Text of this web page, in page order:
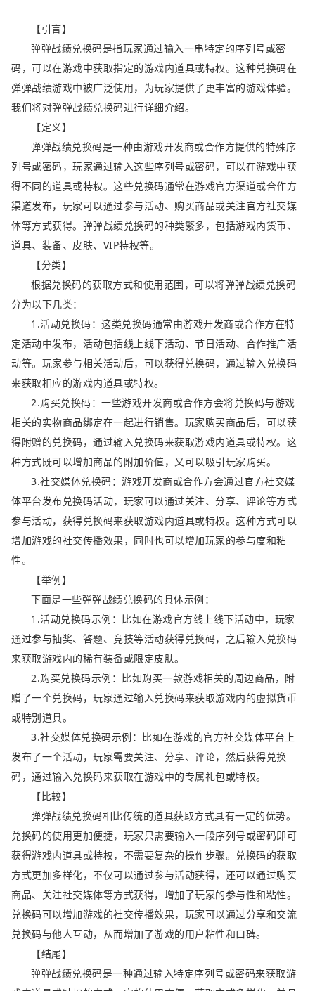
【引言】
弹弹战绩兑换码是指玩家通过输入一串特定的序列号或密
码，可以在游戏中获取指定的游戏内道具或特权。这种兑换码在
弹弹战绩游戏中被广泛使用，为玩家提供了更丰富的游戏体验。
我们将对弹弹战绩兑换码进行详细介绍。
【定义】
弹弹战绩兑换码是一种由游戏开发商或合作方提供的特殊序
列号或密码，玩家通过输入这些序列号或密码，可以在游戏中获
得不同的道具或特权。这些兑换码通常在游戏官方渠道或合作方
渠道发布，玩家可以通过参与活动、购买商品或关注官方社交媒
体等方式获得。弹弹战绩兑换码的种类繁多，包括游戏内货币、
道具、装备、皮肤、VIP特权等。
【分类】
根据兑换码的获取方式和使用范围，可以将弹弹战绩兑换码
分为以下几类：
1.活动兑换码：这类兑换码通常由游戏开发商或合作方在特
定活动中发布，活动包括线上线下活动、节日活动、合作推广活
动等。玩家参与相关活动后，可以获得兑换码，通过输入兑换码
来获取相应的游戏内道具或特权。
2.购买兑换码：一些游戏开发商或合作方会将兑换码与游戏
相关的实物商品绑定在一起进行销售。玩家购买商品后，可以获
得附赠的兑换码，通过输入兑换码来获取游戏内道具或特权。这
种方式既可以增加商品的附加价值，又可以吸引玩家购买。
3.社交媒体兑换码：游戏开发商或合作方会通过官方社交媒
体平台发布兑换码活动，玩家可以通过关注、分享、评论等方式
参与活动，获得兑换码来获取游戏内道具或特权。这种方式可以
增加游戏的社交传播效果，同时也可以增加玩家的参与度和粘
性。
【举例】
下面是一些弹弹战绩兑换码的具体示例：
1.活动兑换码示例：比如在游戏官方线上线下活动中，玩家
通过参与抽奖、答题、竞技等活动获得兑换码，之后输入兑换码
来获取游戏内的稀有装备或限定皮肤。
2.购买兑换码示例：比如购买一款游戏相关的周边商品，附
赠了一个兑换码，玩家通过输入兑换码来获取游戏内的虚拟货币
或特别道具。
3.社交媒体兑换码示例：比如在游戏的官方社交媒体平台上
发布了一个活动，玩家需要关注、分享、评论，然后获得兑换
码，通过输入兑换码来获取在游戏中的专属礼包或特权。
【比较】
弹弹战绩兑换码相比传统的道具获取方式具有一定的优势。
兑换码的使用更加便捷，玩家只需要输入一段序列号或密码即可
获得游戏内道具或特权，不需要复杂的操作步骤。兑换码的获取
方式更加多样化，不仅可以通过参与活动获得，还可以通过购买
商品、关注社交媒体等方式获得，增加了玩家的参与性和粘性。
兑换码可以增加游戏的社交传播效果，玩家可以通过分享和交流
兑换码与他人互动，从而增加了游戏的用户粘性和口碑。
【结尾】
弹弹战绩兑换码是一种通过输入特定序列号或密码来获取游